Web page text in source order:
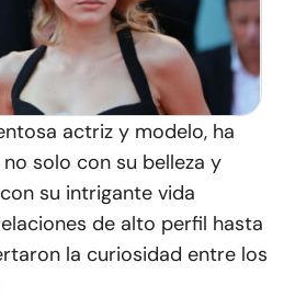
actriz y modelo, ha
solo con su belleza y
su intrigante vida
de alto perfil hasta
la curiosidad entre los